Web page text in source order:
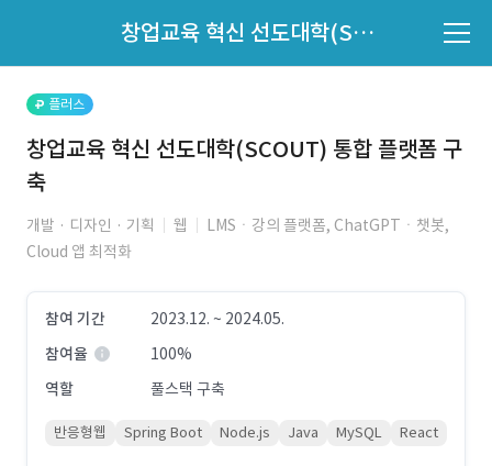
창업교육 혁신 선도대학(SCOUT) 통합 플랫폼 구축
지원자 목록 바로가기
플러스
창업교육 혁신 선도대학(SCOUT) 통합 플랫폼 구
축
개발 · 디자인 · 기획 웹
LMSㆍ강의 플랫폼, ChatGPTㆍ챗봇,
Cloud 앱 최적화
참여 기간
2023.12. ~ 2024.05.
참여율
100%
역할
풀스택 구축
반응형웹 Spring Boot Node.js Java MySQL React